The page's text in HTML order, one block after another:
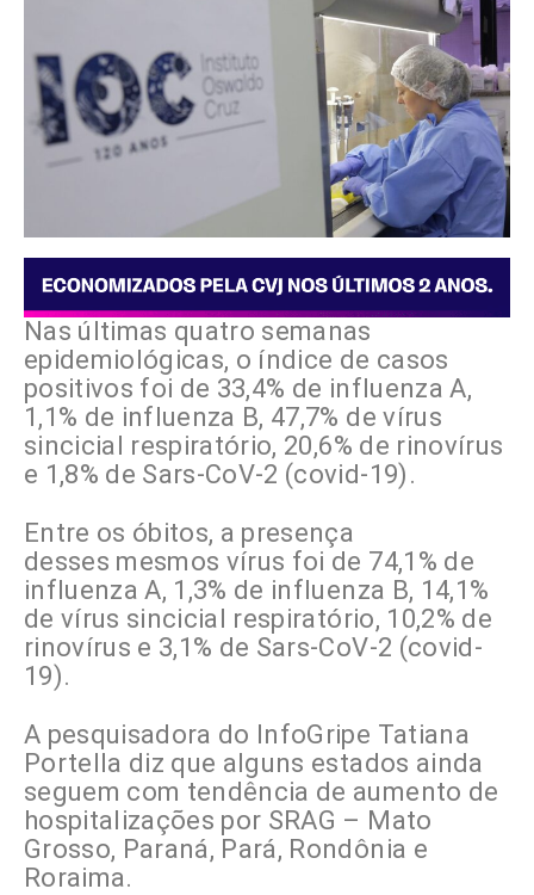
Nas últimas quatro semanas
epidemiológicas, o índice de casos
positivos foi de 33,4% de influenza A,
1,1% de influenza B, 47,7% de vírus
sincicial respiratório, 20,6% de rinovírus
e 1,8% de Sars-CoV-2 (covid-19).
Entre os óbitos, a presença
desses mesmos vírus foi de 74,1% de
influenza A, 1,3% de influenza B, 14,1%
de vírus sincicial respiratório, 10,2% de
rinovírus e 3,1% de Sars-CoV-2 (covid-
19).
A pesquisadora do InfoGripe Tatiana
Portella diz que alguns estados ainda
seguem com tendência de aumento de
hospitalizações por SRAG – Mato
Grosso, Paraná, Pará, Rondônia e
Roraima.